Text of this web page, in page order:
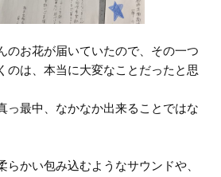
のお花が届いていたので、その一つ
のは、本当に大変なことだったと思
っ最中、なかなか出来ることではな
かい包み込むようなサウンドや、